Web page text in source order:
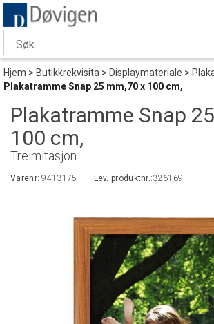
Hjem>Butikkrekvisita>Displaymateriale>
Plakatramme Snap 25 mm,70 x 100 cm,
Plakatramme Snap
100 cm,
Treimitasjon
Varenr:9413175 Lev. produktnr.:326169